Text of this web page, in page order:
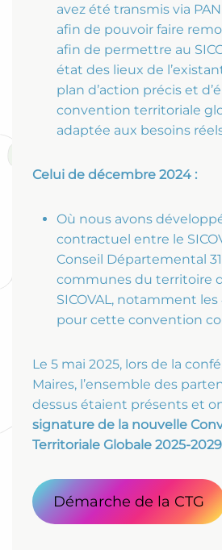
avez été transmis via
afin de pouvoir faire
afin de permettre au
état des lieux de
plan d’action précis et
convention territoriale
adaptée aux besoins
Celui de décembre 2024 :
Où nous avons
contractuel entre le
Conseil Départemental
communes du territoire
SICOVAL, notamment
pour cette convention
Le 5 mai 2025, lors de la
Maires, l’ensemble des
dessus étaient présents et
signature de la nouvelle
Territoriale Globale 2025-
Démarche de la CTG